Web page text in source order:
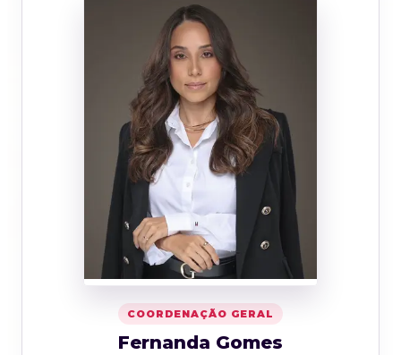
COORDENAÇÃO GERAL
Fernanda Gomes